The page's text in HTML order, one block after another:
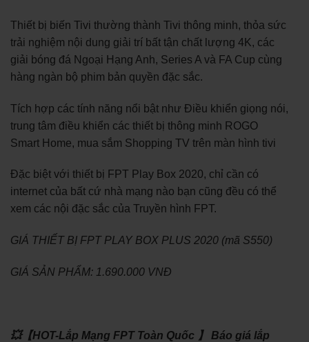
Thiết bị biến Tivi thường thành Tivi thông minh, thỏa sức
trải nghiệm nội dung giải trí bất tận chất lượng 4K, các
giải bóng đá Ngoại Hạng Anh, Series A và FA Cup cùng
hàng ngàn bộ phim bản quyền đặc sắc.
Tích hợp các tính năng nổi bật như Điều khiển giọng nói,
trung tâm điều khiển các thiết bị thông minh ROGO
Smart Home, mua sắm Shopping TV trên màn hình tivi
Đặc biệt với thiết bị FPT Play Box 2020, chỉ cần có
internet của bất cứ nhà mạng nào bạn cũng đều có thể
xem các nội đặc sắc của Truyền hình FPT.
GIÁ THIẾT BỊ FPT PLAY BOX PLUS 2020 (mã S550)
GIÁ SẢN PHẨM: 1.690.000 VNĐ
💥【HOT-Lắp Mạng FPT Toàn Quốc 】 Báo giá lắp